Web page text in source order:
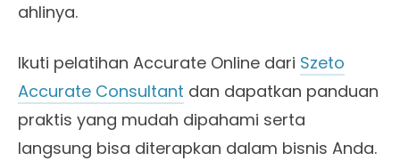
ahlinya.
Ikuti pelatihan Accurate Online dari Szeto
Accurate Consultant dan dapatkan panduan
praktis yang mudah dipahami serta
langsung bisa diterapkan dalam bisnis Anda.